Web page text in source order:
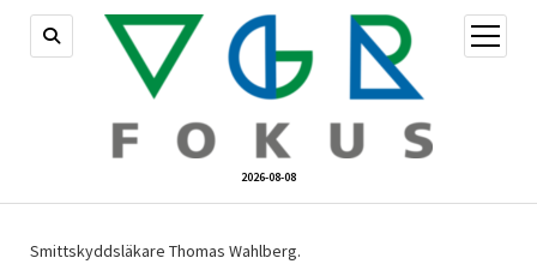
2026-08-08
öppna
meny
Smittskyddsläkare Thomas Wahlberg.